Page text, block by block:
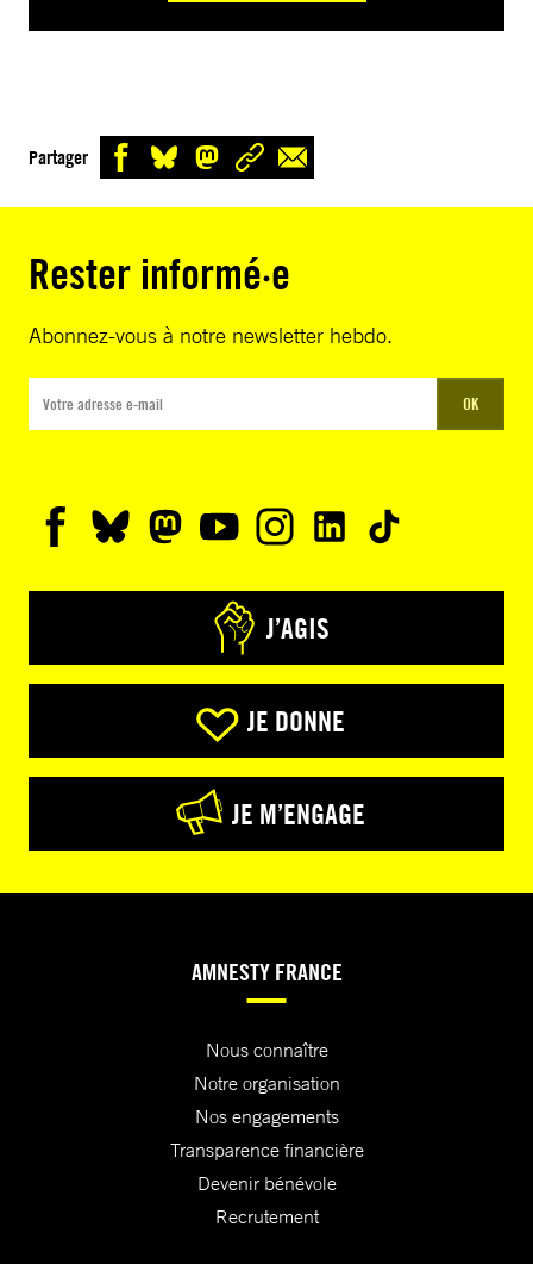
Partager
Rester informé·e
Abonnez-vous à notre newsletter hebdo.
OK
J’AGIS
JE DONNE
JE M’ENGAGE
AMNESTY FRANCE
Nous connaître
Notre organisation
Nos engagements
Transparence financière
Devenir bénévole
Recrutement